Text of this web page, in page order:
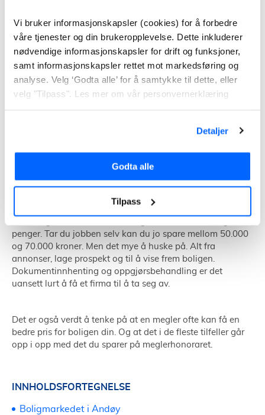
Vi bruker informasjonskapsler (cookies) for å forbedre
våre tjenester og din brukeropplevelse. Dette inkluderer
nødvendige informasjonskapsler for drift og funksjoner,
samt informasjonskapsler rettet mot markedsføring og
analyse. Velg ‘Godta alle’ for å samtykke til dette, eller
velg "Tilpass". Les mer om vår personvernerklæring
Detaljer
Godta alle
Tilpass
penger. Tar du jobben selv kan du jo spare mellom 50.000
og 70.000 kroner. Men det mye å huske på. Alt fra
annonser, lage prospekt og til å vise frem boligen.
Dokumentinnhenting og oppgjørsbehandling er det
uansett lurt å få et firma til å ta seg av.
Det er også verdt å tenke på at en megler ofte kan få en
bedre pris for boligen din. Og at det i de fleste tilfeller går
opp i opp med det du sparer på meglerhonoraret.
INNHOLDSFORTEGNELSE
Boligmarkedet i Andøy